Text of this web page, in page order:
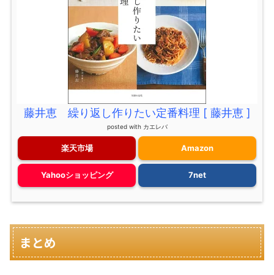
藤井恵 繰り返し作りたい定番料理 [ 藤井恵 ]
posted with カエレバ
楽天市場 Amazon
Yahooショッピング 7net
まとめ